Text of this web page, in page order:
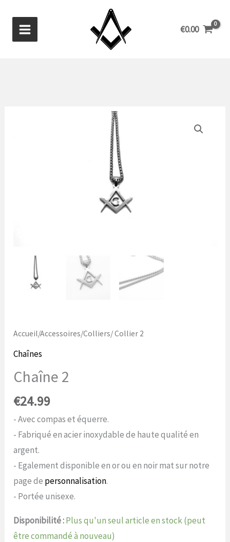
contenu
€0.00
Accueil/Accessoires/Colliers/ Collier 2
Chaînes
Chaîne 2
€24.99
- Avec compas et équerre.
- Fabriqué en acier inoxydable de haute qualité en
argent.
- Egalement disponible en or ou en noir mat sur notre
page de personnalisation.
- Portée unisexe.
Disponibilité :Plus qu'un seul article en stock (peut
être commandé à nouveau)